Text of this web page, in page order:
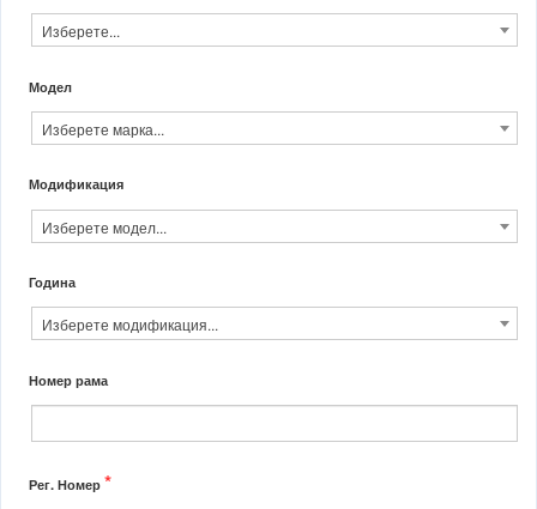
Изберете...
Модел
Изберете марка...
Модификация
Изберете модел...
Година
Изберете модификация...
Номер рама
Рег. Номер*